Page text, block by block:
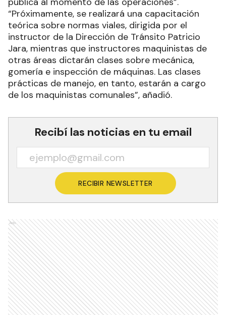
“Próximamente, se realizará una capacitación
teórica sobre normas viales, dirigida por el
instructor de la Dirección de Tránsito Patricio
Jara, mientras que instructores maquinistas de
otras áreas dictarán clases sobre mecánica,
gomería e inspección de máquinas. Las clases
prácticas de manejo, en tanto, estarán a cargo
de los maquinistas comunales”, añadió.
Recibí las noticias en tu email
RECIBIR NEWSLETTER
Ads